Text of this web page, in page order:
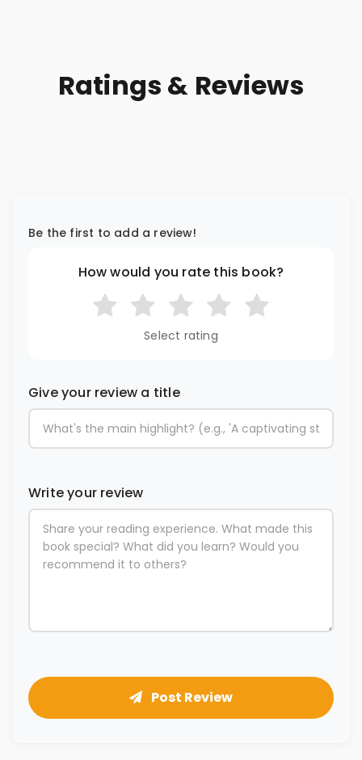
Ratings & Reviews
Be the first to add a review!
How would you rate this book?
Select rating
Give your review a title
Write your review
Post Review